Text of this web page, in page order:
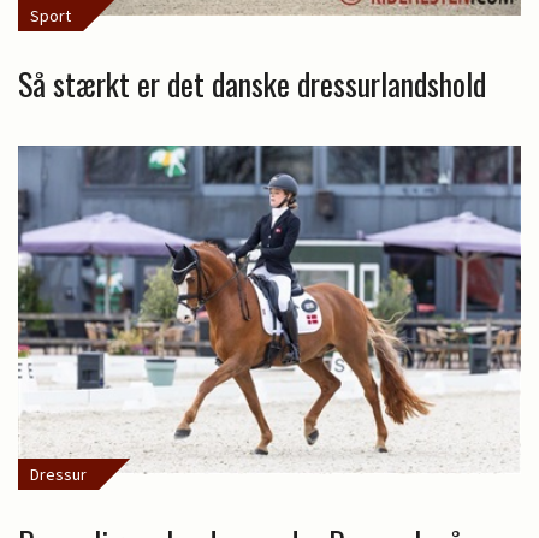
Sport
Så stærkt er det danske dressurlandshold
Dressur